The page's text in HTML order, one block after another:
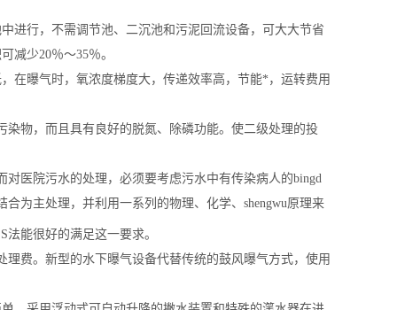
行，不需调节池、二沉池和污泥回流设备，可大大节省
减少20％～35％。
曝气时，氧浓度梯度大，传递效率高，节能*，运转费用
，而且具有良好的脱氮、除磷功能。使二级处理的投
院污水的处理，必须要考虑污水中有传染病人的bingd
为主处理，并利用一系列的物理、化学、shengwu原理来
法能很好的满足这一要求。
。新型的水下曝气设备代替传统的鼓风曝气方式，使用